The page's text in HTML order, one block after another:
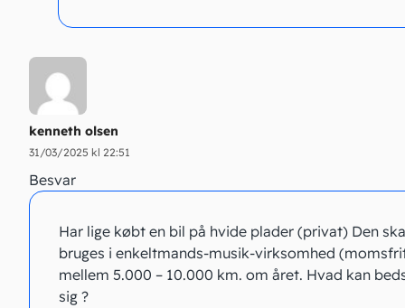
kenneth olsen
31/03/2025 kl 22:51
Besvar
Har lige købt en bil på hvide plader (privat) Den
bruges i enkeltmands-musik-virksomhed
mellem 5.000 – 10.000 km. om året. Hvad kan
sig ?